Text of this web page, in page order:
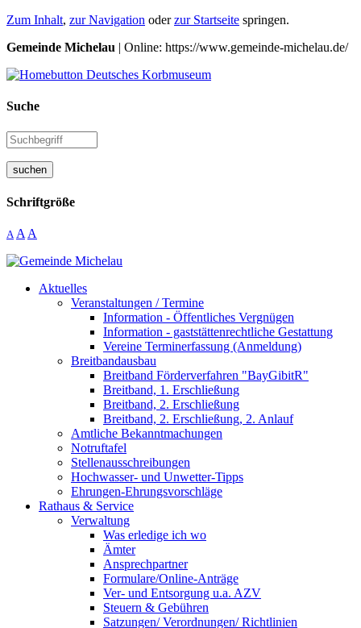
Zum Inhalt, zur Navigation oderzur Startseite springen.
Gemeinde Michelau | Online: https://www.gemeinde-michelau.de/
Suche
suchen
Schriftgröße
A A A
Aktuelles
Veranstaltungen / Termine
Information - Öffentliches Vergnügen
Information - gaststättenrechtliche Gestattung
Vereine Terminerfassung (Anmeldung)
Breitbandausbau
Breitband Förderverfahren "BayGibitR"
Breitband, 1. Erschließung
Breitband, 2. Erschließung
Breitband, 2. Erschließung, 2. Anlauf
Amtliche Bekanntmachungen
Notruftafel
Stellenausschreibungen
Hochwasser- und Unwetter-Tipps
Ehrungen-Ehrungsvorschläge
Rathaus & Service
Verwaltung
Was erledige ich wo
Ämter
Ansprechpartner
Formulare/Online-Anträge
Ver- und Entsorgung u.a. AZV
Steuern & Gebühren
Satzungen/ Verordnungen/ Richtlinien